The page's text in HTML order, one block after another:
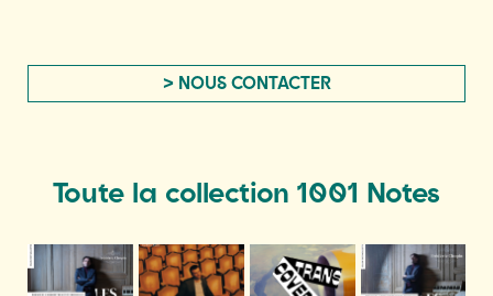
> NOUS CONTACTER
Toute la collection 1001 Notes